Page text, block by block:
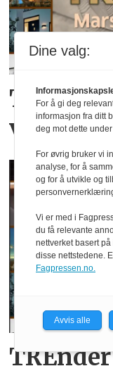
Trender
Dine valg:
For å gi deg
informasjon fra ditt
deg mot dette
For øvrig bruker vi
analyse, for å
og for å utvikle og
Vi er med i
du få relevante
nettverket basert
disse nettstedene.
Fagpressen.no.
Avvis alle